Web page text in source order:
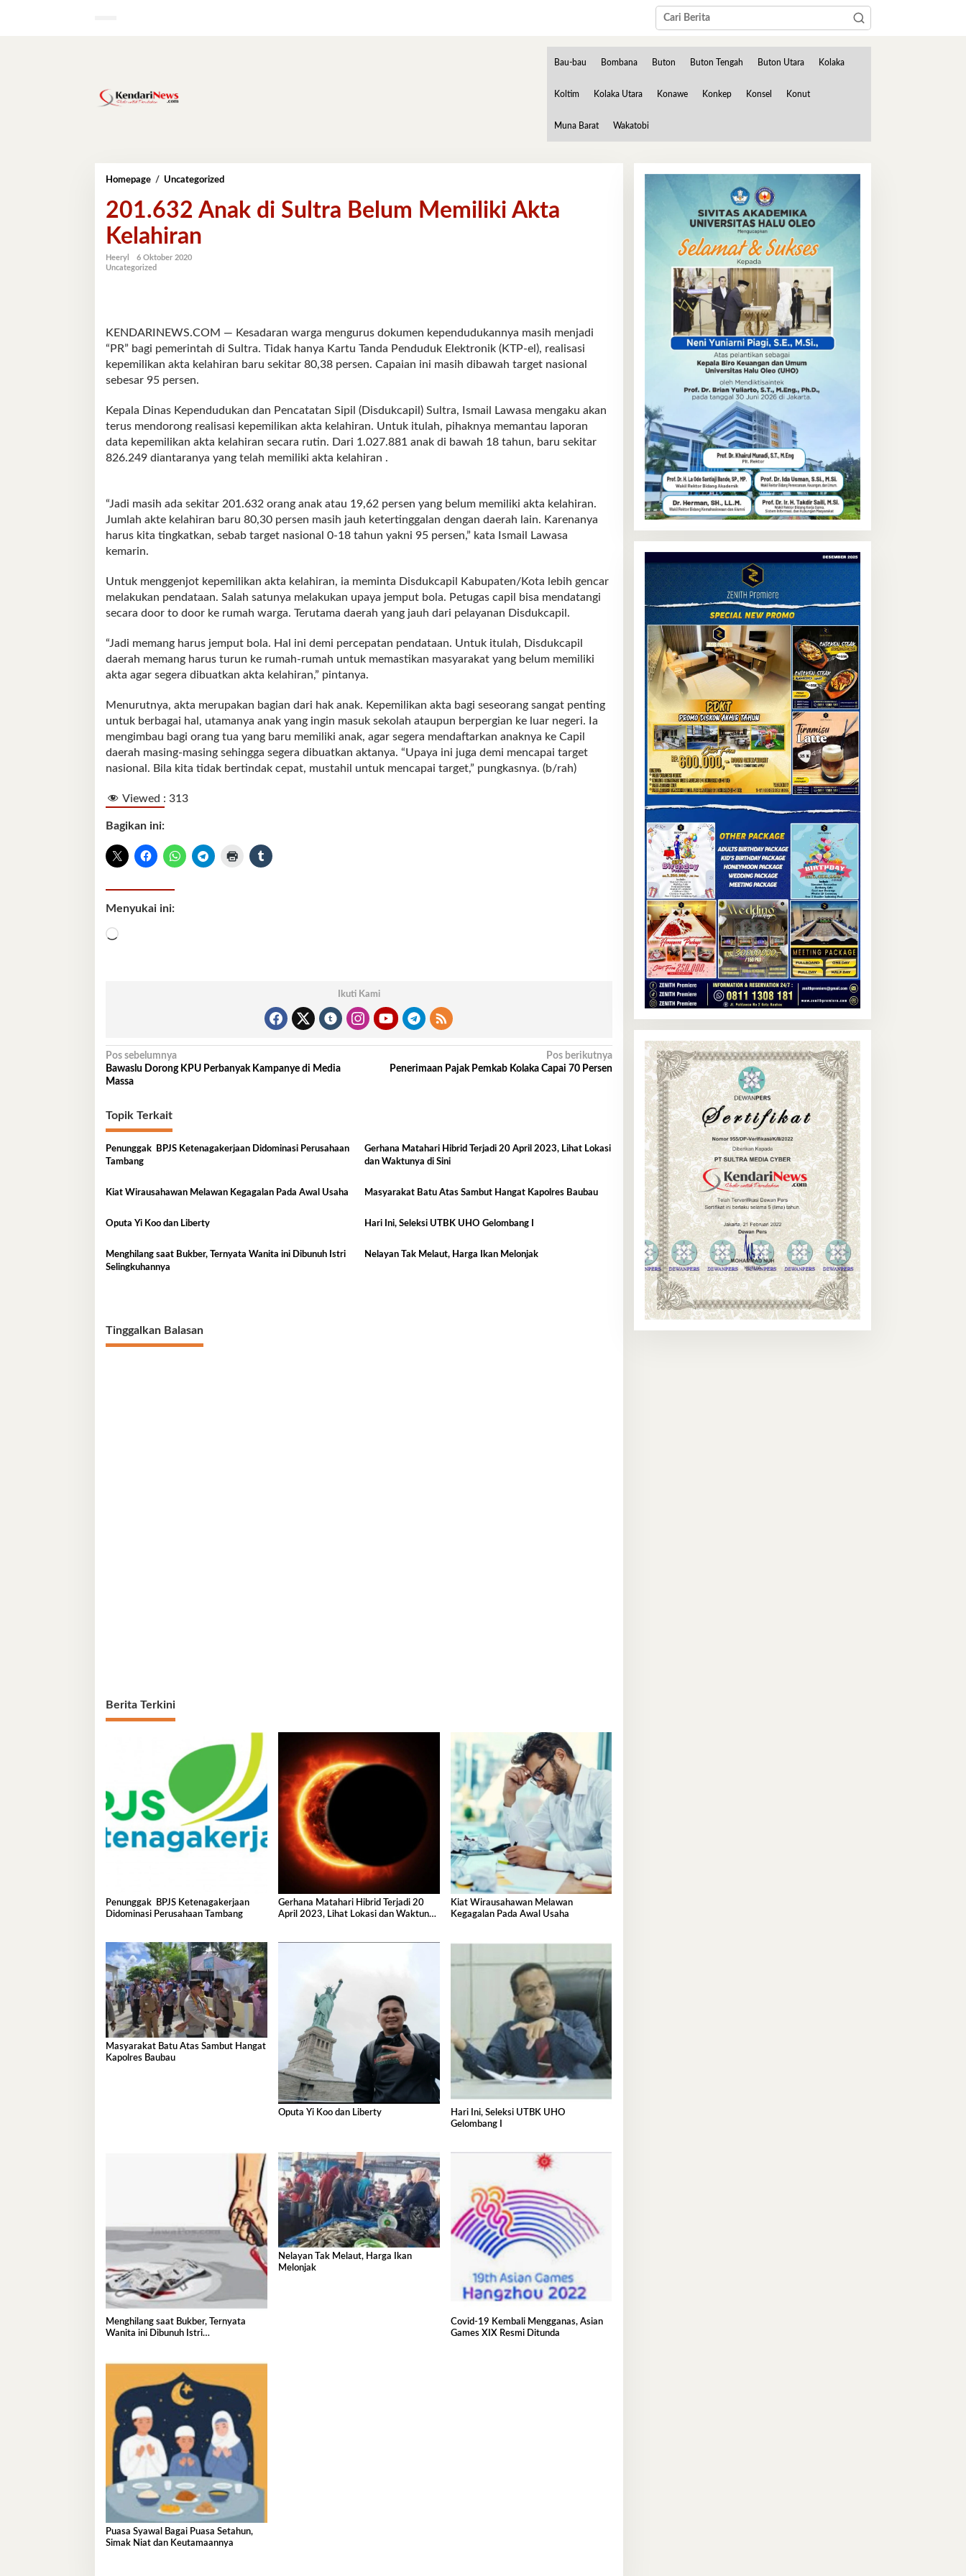
Bau-bau Bombana Buton Buton Tengah Buton Utara Kolaka
Koltim Kolaka Utara Konawe Konkep Konsel Konut
Muna Barat Wakatobi
Homepage / Uncategorized
di
Sultra
201.632 Anak di Sultra Belum Memiliki Akta
Kelahiran
Heeryl
6 Oktober 2020
Uncategorized
KENDARINEWS.COM — Kesadaran warga mengurus dokumen kependudukannya masih menjadi
“PR” bagi pemerintah di Sultra. Tidak hanya Kartu Tanda Penduduk Elektronik (KTP-el), realisasi
kepemilikan akta kelahiran baru sekitar 80,38 persen. Capaian ini masih dibawah target nasional
sebesar 95 persen.
Kepala Dinas Kependudukan dan Pencatatan Sipil (Disdukcapil) Sultra, Ismail Lawasa mengaku akan
terus mendorong realisasi kepemilikan akta kelahiran. Untuk itulah, pihaknya memantau laporan
data kepemilikan akta kelahiran secara rutin. Dari 1.027.881 anak di bawah 18 tahun, baru sekitar
826.249 diantaranya yang telah memiliki akta kelahiran .
“Jadi masih ada sekitar 201.632 orang anak atau 19,62 persen yang belum memiliki akta kelahiran.
Jumlah akte kelahiran baru 80,30 persen masih jauh ketertinggalan dengan daerah lain. Karenanya
harus kita tingkatkan, sebab target nasional 0-18 tahun yakni 95 persen,” kata Ismail Lawasa
kemarin.
Untuk menggenjot kepemilikan akta kelahiran, ia meminta Disdukcapil Kabupaten/Kota lebih gencar
melakukan pendataan. Salah satunya melakukan upaya jemput bola. Petugas capil bisa mendatangi
secara door to door ke rumah warga. Terutama daerah yang jauh dari pelayanan Disdukcapil.
“Jadi memang harus jemput bola. Hal ini demi percepatan pendataan. Untuk itulah, Disdukcapil
daerah memang harus turun ke rumah-rumah untuk memastikan masyarakat yang belum memiliki
akta agar segera dibuatkan akta kelahiran,” pintanya.
Menurutnya, akta merupakan bagian dari hak anak. Kepemilikan akta bagi seseorang sangat penting
untuk berbagai hal, utamanya anak yang ingin masuk sekolah ataupun berpergian ke luar negeri. Ia
mengimbau bagi orang tua yang baru memiliki anak, agar segera mendaftarkan anaknya ke Capil
daerah masing-masing sehingga segera dibuatkan aktanya. “Upaya ini juga demi mencapai target
nasional. Bila kita tidak bertindak cepat, mustahil untuk mencapai target,” pungkasnya. (b/rah)
Viewed : 313
Bagikan ini:
Menyukai ini:
Memuat...
Ikuti Kami
Navigasi
pos
Pos sebelumnya
Bawaslu Dorong KPU Perbanyak Kampanye di Media
Massa
Pos berikutnya
Penerimaan Pajak Pemkab Kolaka Capai 70 Persen
Topik Terkait
Penunggak BPJS Ketenagakerjaan Didominasi Perusahaan
Tambang
Gerhana Matahari Hibrid Terjadi 20 April 2023, Lihat Lokasi
dan Waktunya di Sini
Kiat Wirausahawan Melawan Kegagalan Pada Awal Usaha Masyarakat Batu Atas Sambut Hangat Kapolres Baubau
Oputa Yi Koo dan Liberty Hari Ini, Seleksi UTBK UHO Gelombang I
Menghilang saat Bukber, Ternyata Wanita ini Dibunuh Istri
Selingkuhannya
Nelayan Tak Melaut, Harga Ikan Melonjak
Tinggalkan Balasan
Berita Terkini
Penunggak BPJS Ketenagakerjaan
Didominasi Perusahaan Tambang
Gerhana Matahari Hibrid Terjadi 20
April 2023, Lihat Lokasi dan Waktunya
Kiat Wirausahawan Melawan
Kegagalan Pada Awal Usaha
Masyarakat Batu Atas Sambut Hangat
Kapolres Baubau
Oputa Yi Koo dan Liberty
Hari Ini, Seleksi UTBK UHO
Gelombang I
Menghilang saat Bukber, Ternyata
Wanita ini Dibunuh Istri
Nelayan Tak Melaut, Harga Ikan
Melonjak
Covid-19 Kembali Mengganas, Asian
Games XIX Resmi Ditunda
Puasa Syawal Bagai Puasa Setahun,
Simak Niat dan Keutamaannya